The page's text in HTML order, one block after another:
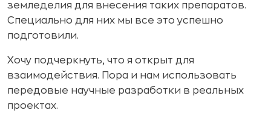
земледелия для внесения таких препаратов.
Специально для них мы все это успешно
подготовили.
Хочу подчеркнуть, что я открыт для
взаимодействия. Пора и нам использовать
передовые научные разработки в реальных
проектах.